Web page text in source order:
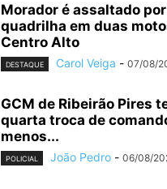
Morador é assaltado por
quadrilha em duas
Centro Alto
DESTAQUE Carol Veiga - 07/08/
GCM de Ribeirão Pires
quarta troca de
menos...
POLICIAL João Pedro - 06/08/